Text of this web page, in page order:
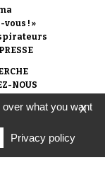
! »
NOUS
X
what you want
Privacy policy